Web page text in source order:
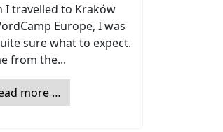
I travelled to Kraków
Europe, I was
sure what to expect.
from the...
more …